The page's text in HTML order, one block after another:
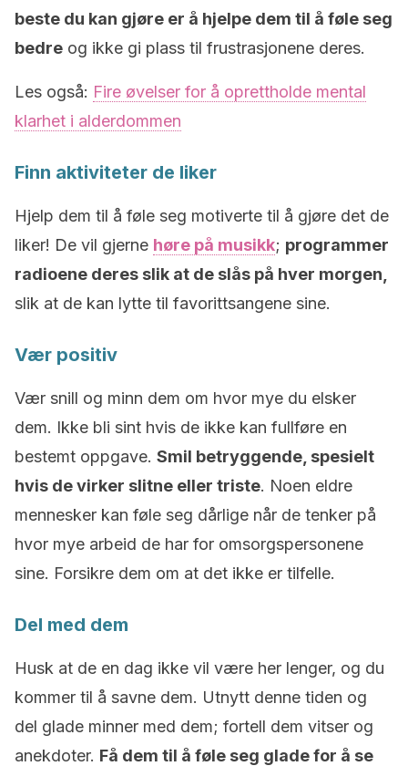
beste du kan gjøre er å hjelpe dem til å føle seg
bedre og ikke gi plass til frustrasjonene deres.
Les også: Fire øvelser for å oprettholde mental
klarhet i alderdommen
Finn aktiviteter de liker
Hjelp dem til å føle seg motiverte til å gjøre det de
liker! De vil gjerne høre på musikk; programmer
radioene deres slik at de slås på hver morgen,
slik at de kan lytte til favorittsangene sine.
Vær positiv
Vær snill og minn dem om hvor mye du elsker
dem. Ikke bli sint hvis de ikke kan fullføre en
bestemt oppgave. Smil betryggende, spesielt
hvis de virker slitne eller triste. Noen eldre
mennesker kan føle seg dårlige når de tenker på
hvor mye arbeid de har for omsorgspersonene
sine. Forsikre dem om at det ikke er tilfelle.
Del med dem
Husk at de en dag ikke vil være her lenger, og du
kommer til å savne dem. Utnytt denne tiden og
del glade minner med dem; fortell dem vitser og
anekdoter. Få dem til å føle seg glade for å se